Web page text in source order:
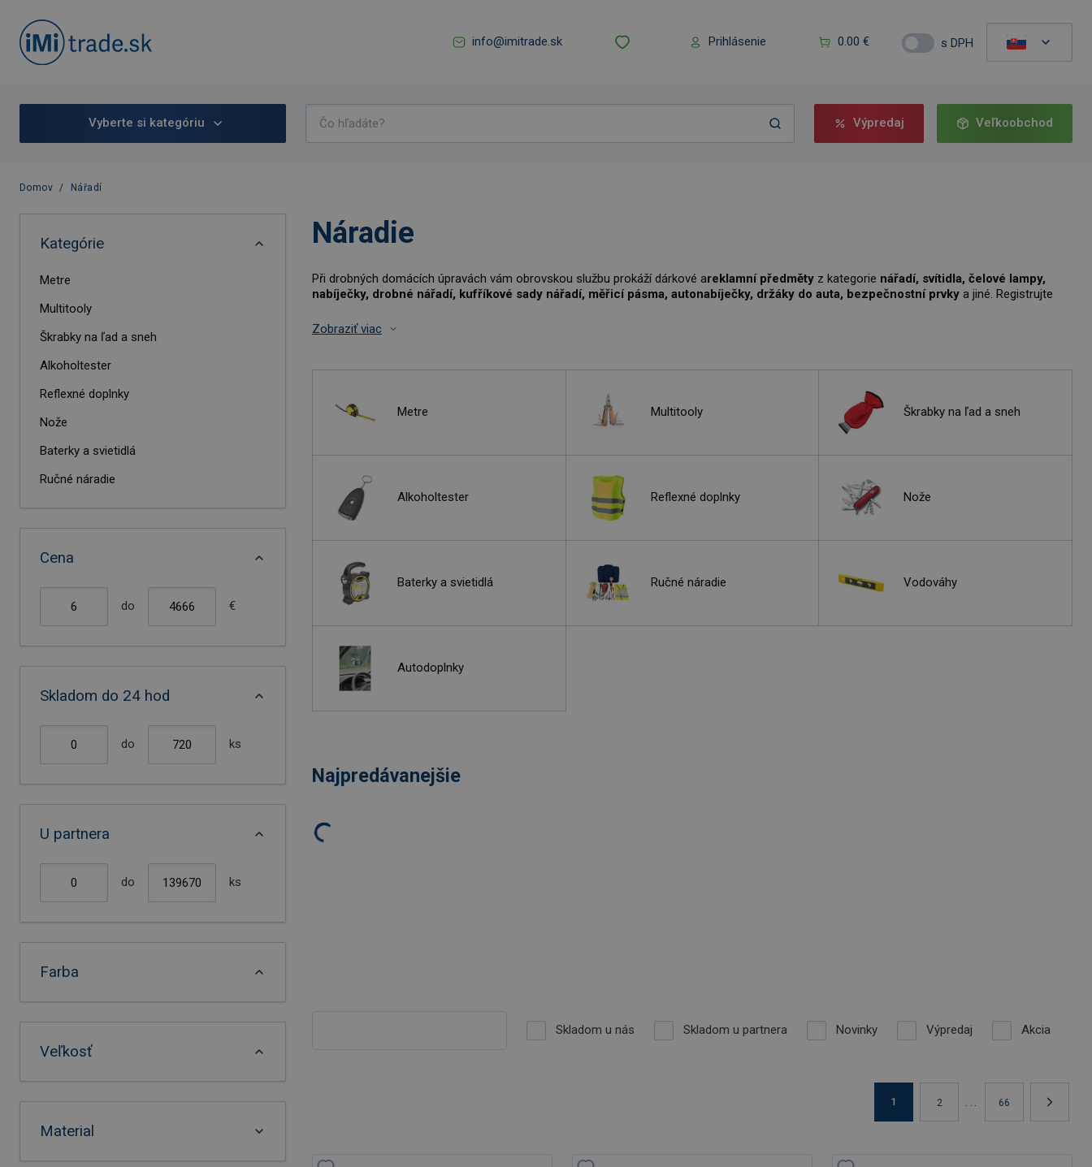
info@imitrade.sk Prihlásenie 0.00 € s DPH
Vyberte si kategóriu Výpredaj Veľkoobchod
Domov / Nářadí
Kategórie
Metre
Multitooly
Škrabky na ľad a sneh
Alkoholtester
Reflexné doplnky
Nože
Baterky a svietidlá
Ručné náradie
Vodováhy
Cena
do €
Skladom do 24 hod
do ks
U partnera
do ks
Farba
Veľkosť
Material
Náradie
Při drobných domácích úpravách vám obrovskou službu prokáží dárkové areklamní předměty z kategorie nářadí, svítidla, čelové lampy,
nabíječky, drobné nářadí, kufříkové sady nářadí, měřicí pásma, autonabíječky, držáky do auta, bezpečnostní prvky a jiné. Registrujte
Zobraziť viac
Metre Multitooly Škrabky na ľad a sneh
Alkoholtester Reflexné doplnky Nože
Baterky a svietidlá Ručné náradie Vodováhy
Autodoplnky
Najpredávanejšie
Skladom u nás Skladom u partnera Novinky Výpredaj Akcia
1 2 66